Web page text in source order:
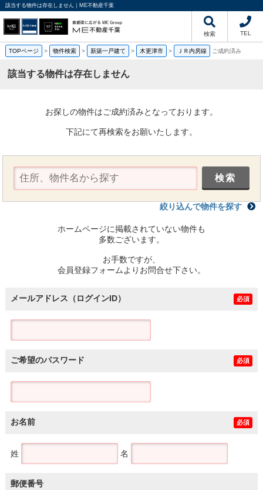
該当する物件は存在しません｜ME不動産千葉
検索 TEL
TOPページ > 物件検索 > 新築一戸建て > 木更津市 > ＪＲ内房線 ご成約済み
該当する物件は存在しません
お探しの物件はご成約済みとなっております。
下記にて再検索をお願いたします。
絞り込んで物件を探す
ホームページに掲載されていない物件も
多数ございます。
お手数ですが、
会員登録フォームよりお問合せ下さい。
メールアドレス（ログインID） 必須
ご希望のパスワード 必須
お名前 必須
姓 名
郵便番号